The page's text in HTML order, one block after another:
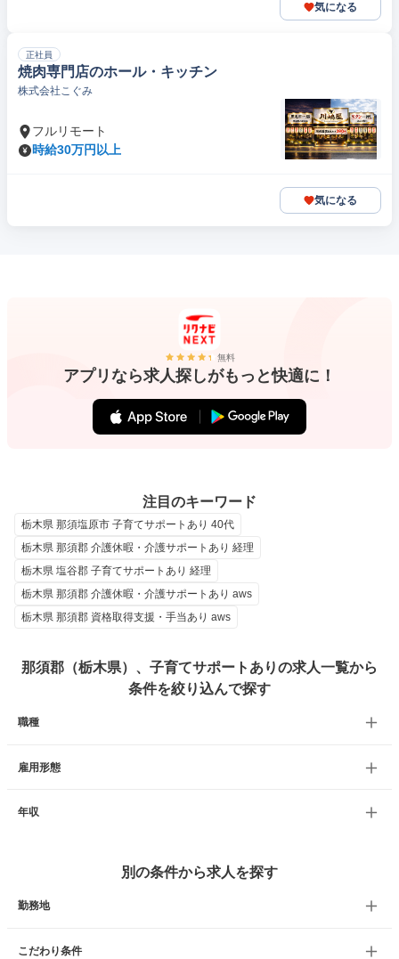
気になる
正社員
焼肉専門店のホール・キッチン
株式会社こぐみ
フルリモート
時給30万円以上
気になる
無料
アプリなら求人探しがもっと快適に！
注目のキーワード
栃木県 那須塩原市 子育てサポートあり 40代
栃木県 那須郡 介護休暇・介護サポートあり 経理
栃木県 塩谷郡 子育てサポートあり 経理
栃木県 那須郡 介護休暇・介護サポートあり aws
栃木県 那須郡 資格取得支援・手当あり aws
那須郡（栃木県）、子育てサポートありの求人一覧から
条件を絞り込んで探す
職種
雇用形態
年収
別の条件から求人を探す
勤務地
こだわり条件